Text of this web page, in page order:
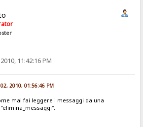
11:42:16 PM
2010, 01:56:46 PM
mai fai leggere i messaggi da una